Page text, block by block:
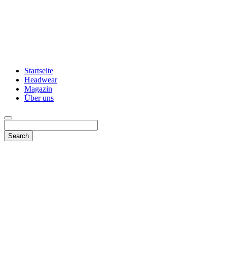
Startseite
Headwear
Magazin
Über uns